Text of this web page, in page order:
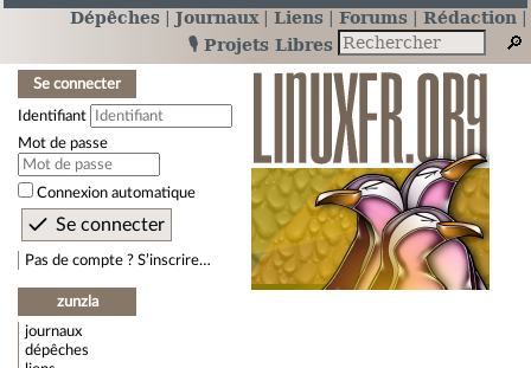
Dépêches Journaux Liens Forums
Rédaction
🎙️ Projets Libres
Se connecter
Identifiant
Mot de passe
Connexion automatique
Pas de compte ? S’inscrire…
zunzla
journaux
dépêches